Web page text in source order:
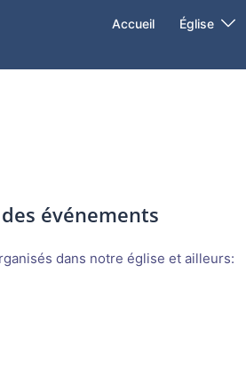
Accueil Église
événements
dans notre église et ailleurs: